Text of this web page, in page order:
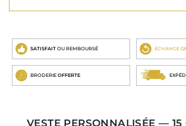
SATISFAIT OU REMBOURSÉ ECHANGE
BRODERIE OFFERTE
VESTE PERSONNALISÉE — 15